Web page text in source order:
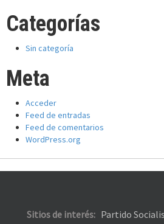
Categorías
Sin categoría
Meta
Acceder
Feed de entradas
Feed de comentarios
WordPress.org
Sitios de interés: Partido